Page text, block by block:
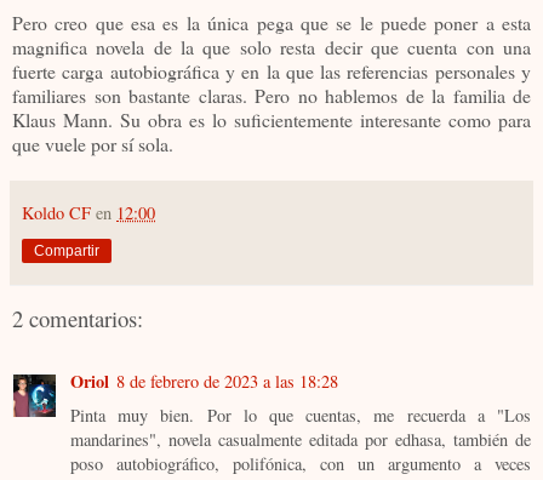
Pero creo que esa es la única pega que se le puede poner a esta
magnifica novela de la que solo resta decir que cuenta con una
fuerte carga autobiográfica y en la que las referencias personales y
familiares son bastante claras. Pero no hablemos de la familia de
Klaus Mann. Su obra es lo suficientemente interesante como para
que vuele por sí sola.
Koldo CF en 12:00
Compartir
2 comentarios:
Oriol 8 de febrero de 2023 a las 18:28
Pinta muy bien. Por lo que cuentas, me recuerda a "Los
mandarines", novela casualmente editada por edhasa, también de
poso autobiográfico, polifónica, con un argumento a veces